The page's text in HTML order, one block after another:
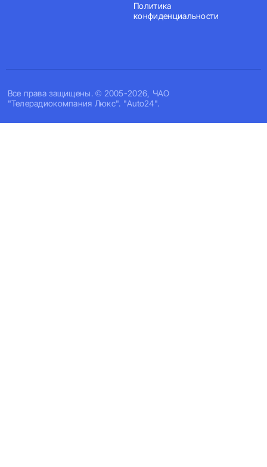
Все права защищены. © 2005-2026, ЧАО
"Телерадиокомпания Люкс". "Auto24".
Политика
конфиденциальности